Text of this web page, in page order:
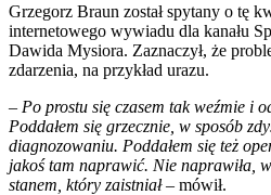
Grzegorz Braun został spytany o tę
internetowego wywiadu dla kanału
Dawida Mysiora. Zaznaczył, że
zdarzenia, na przykład urazu.
– Po prostu się czasem tak weźmie i
Poddałem się grzecznie, w sposób
diagnozowaniu. Poddałem się też
jakoś tam naprawić. Nie naprawiła,
stanem, który zaistniał– mówił.